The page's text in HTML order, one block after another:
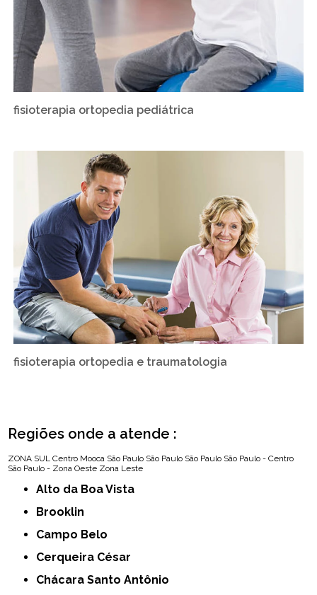
fisioterapia ortopedia pediátrica
fisioterapia ortopedia e traumatologia
Regiões onde a atende :
ZONA SUL Centro Mooca São Paulo São Paulo São Paulo São Paulo - Centro
São Paulo - Zona Oeste Zona Leste
Alto da Boa Vista
Brooklin
Campo Belo
Cerqueira César
Chácara Santo Antônio